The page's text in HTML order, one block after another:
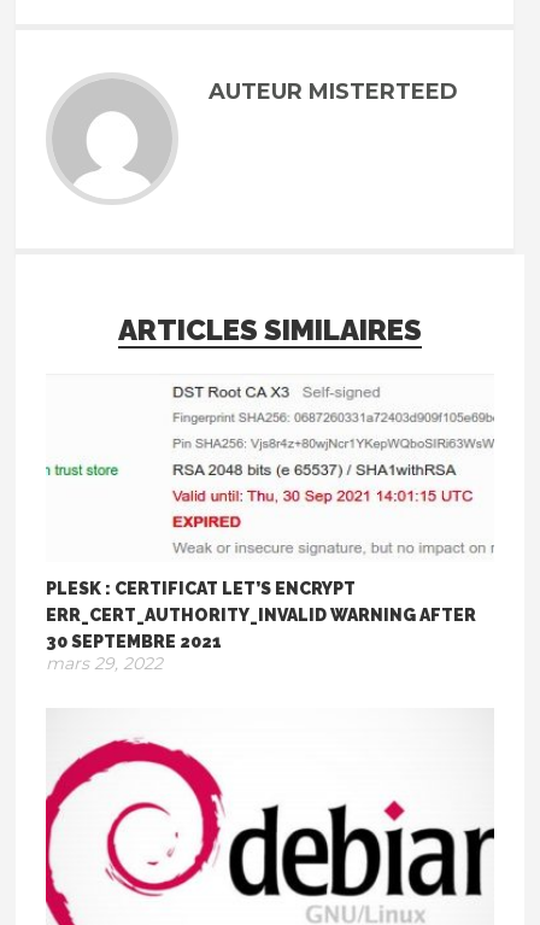
AUTEUR MISTERTEED
ARTICLES SIMILAIRES
PLESK : CERTIFICAT LET’S ENCRYPT
ERR_CERT_AUTHORITY_INVALID WARNING AFTER
30 SEPTEMBRE 2021
mars 29, 2022